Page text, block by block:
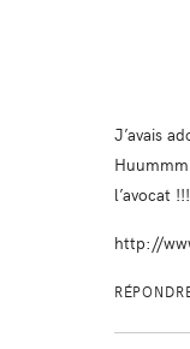
J’avais
l’avocat
http://